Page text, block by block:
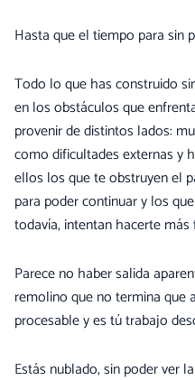
Hasta que el tiempo para sin
Todo lo que has construido
en los obstáculos que
provenir de distintos lados:
como dificultades externas y
ellos los que te obstruyen el
para poder continuar y los
todavía, intentan hacerte más
Parece no haber salida
remolino que no termina que
procesable y es tú trabajo
Estás nublado, sin poder ver